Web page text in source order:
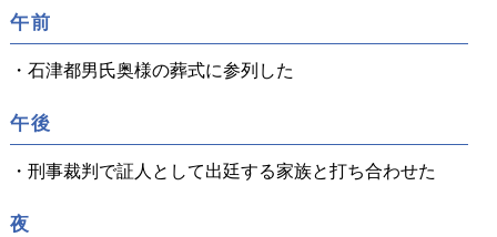
午前
・石津都男氏奥様の葬式に参列した
午後
・刑事裁判で証人として出廷する家族と打ち合わせた
夜